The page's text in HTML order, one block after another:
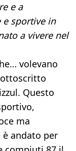
e a
e sportive in
a vivere nel
volevano
Questo
ma
andato per